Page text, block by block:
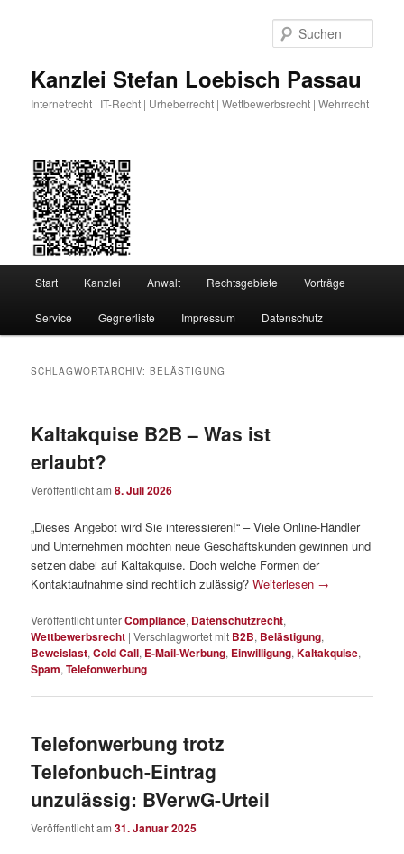
Kanzlei Stefan Loebisch Passau
Internetrecht | IT-Recht | Urheberrecht | Wettbewerbsrecht | Wehrrecht
Start Kanzlei Anwalt Rechtsgebiete Vorträge
Service Gegnerliste Impressum Datenschutz
SCHLAGWORTARCHIV:BELÄSTIGUNG
Kaltakquise B2B – Was ist
erlaubt?
Veröffentlicht am8. Juli 2026
„Dieses Angebot wird Sie interessieren!“ – Viele Online-Händler
und Unternehmen möchten neue Geschäftskunden gewinnen und
setzen dabei auf Kaltakquise. Doch welche Formen der
Kontaktaufnahme sind rechtlich zulässig?Weiterlesen →
Veröffentlicht unterCompliance, Datenschutzrecht,
Wettbewerbsrecht |Verschlagwortet mit B2B, Belästigung,
Beweislast,Cold Call, E-Mail-Werbung, Einwilligung,Kaltakquise,
Spam,Telefonwerbung
Telefonwerbung trotz
Telefonbuch-Eintrag
unzulässig: BVerwG-Urteil
Veröffentlicht am31. Januar 2025